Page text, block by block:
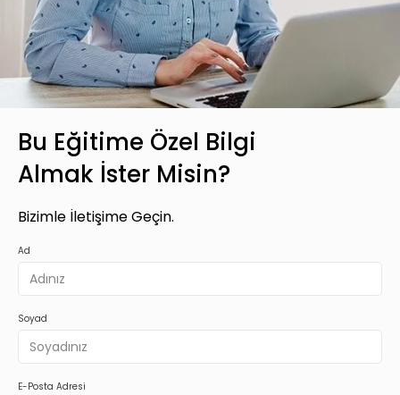
Bu Eğitime Özel Bilgi
Almak İster Misin?
Bizimle İletişime Geçin.
Ad
Soyad
E-Posta Adresi